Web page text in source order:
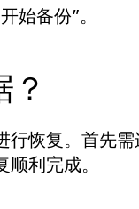
始备份”。
恢复。首先
利完成。